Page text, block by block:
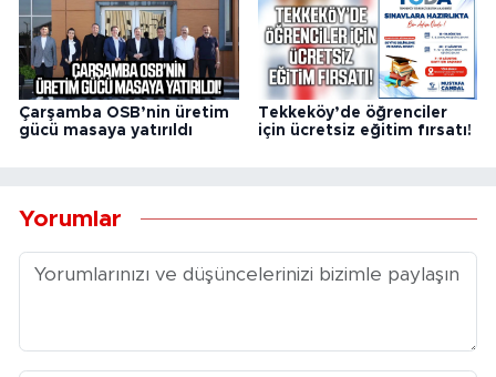
Çarşamba OSB’nin üretim
gücü masaya yatırıldı
Tekkeköy’de öğrenciler
için ücretsiz eğitim fırsatı!
Yorumlar